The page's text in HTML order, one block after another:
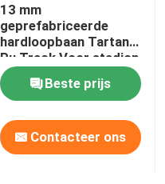
13 mm
geprefabriceerde
hardloopbaan Tartan
Pu Track Voor stadion
en school
Beste prijs
Contacteer ons